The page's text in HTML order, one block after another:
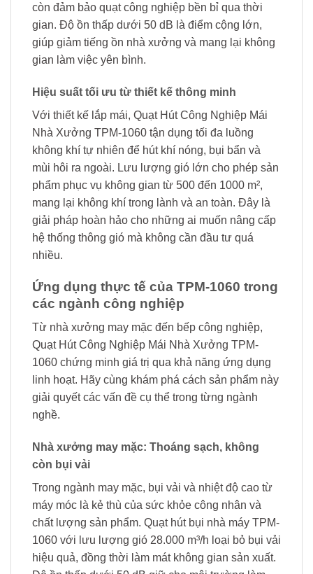
còn đảm bảo quạt công nghiệp bền bỉ qua thời
gian. Độ ồn thấp dưới 50 dB là điểm cộng lớn,
giúp giảm tiếng ồn nhà xưởng và mang lại không
gian làm việc yên bình.
Hiệu suất tối ưu từ thiết kế thông minh
Với thiết kế lắp mái, Quạt Hút Công Nghiệp Mái
Nhà Xưởng TPM-1060 tận dụng tối đa luồng
không khí tự nhiên để hút khí nóng, bụi bẩn và
mùi hôi ra ngoài. Lưu lượng gió lớn cho phép sản
phẩm phục vụ không gian từ 500 đến 1000 m²,
mang lại không khí trong lành và an toàn. Đây là
giải pháp hoàn hảo cho những ai muốn nâng cấp
hệ thống thông gió mà không cần đầu tư quá
nhiều.
Ứng dụng thực tế của TPM-1060 trong
các ngành công nghiệp
Từ nhà xưởng may mặc đến bếp công nghiệp,
Quạt Hút Công Nghiệp Mái Nhà Xưởng TPM-
1060 chứng minh giá trị qua khả năng ứng dụng
linh hoạt. Hãy cùng khám phá cách sản phẩm này
giải quyết các vấn đề cụ thể trong từng ngành
nghề.
Nhà xưởng may mặc: Thoáng sạch, không
còn bụi vải
Trong ngành may mặc, bụi vải và nhiệt độ cao từ
máy móc là kẻ thù của sức khỏe công nhân và
chất lượng sản phẩm. Quạt hút bụi nhà máy TPM-
1060 với lưu lượng gió 28.000 m³/h loại bỏ bụi vải
hiệu quả, đồng thời làm mát không gian sản xuất.